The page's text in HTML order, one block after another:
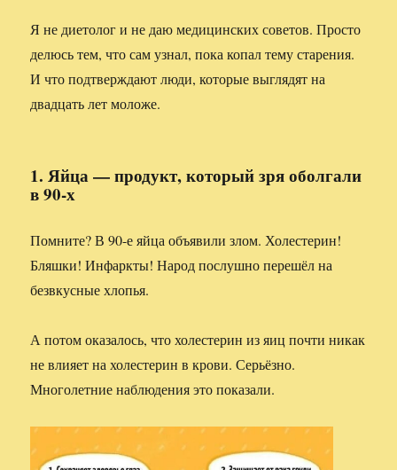
Я не диетолог и не даю медицинских советов. Просто
делюсь тем, что сам узнал, пока копал тему старения.
И что подтверждают люди, которые выглядят на
двадцать лет моложе.
1. Яйца — продукт, который зря оболгали
в 90-х
Помните? В 90-е яйца объявили злом. Холестерин!
Бляшки! Инфаркты! Народ послушно перешёл на
безвкусные хлопья.
А потом оказалось, что холестерин из яиц почти никак
не влияет на холестерин в крови. Серьёзно.
Многолетние наблюдения это показали.